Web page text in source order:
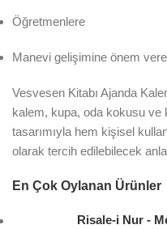
Öğretmenlere
Manevi gelişimine önem
Vesvesen Kitabı Ajanda
kalem, kupa, oda kokusu ve
tasarımıyla hem kişisel
olarak tercih edilebilecek
En Çok Oylanan Ürünler
Risale-i Nur -